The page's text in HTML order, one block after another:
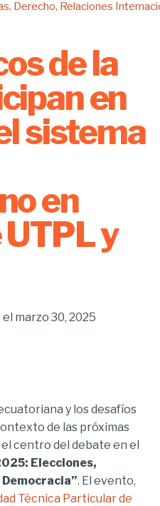
Derecho Relaciones
de la
en
sistema
en
y
marzo 30, 2025
y los desafíos
de las próximas
centro del debate en el
Elecciones,
. El evento,
Técnica Particular de